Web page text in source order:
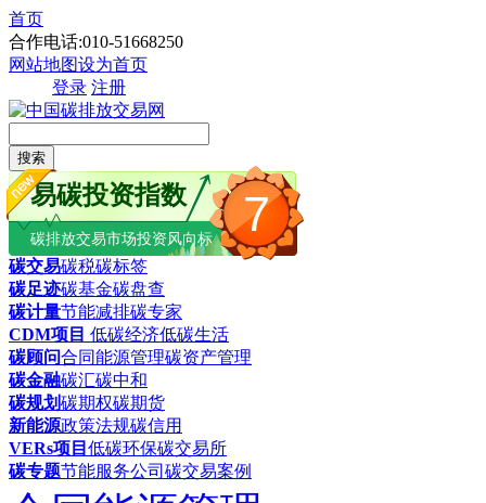
首页
合作电话:010-51668250
网站地图设为首页
登录 注册
搜索
7
易碳投资指数
碳排放交易市场投资风向标
碳交易碳税碳标签
碳足迹碳基金碳盘查
碳计量节能减排碳专家
CDM项目 低碳经济低碳生活
碳顾问合同能源管理碳资产管理
碳金融碳汇碳中和
碳规划碳期权碳期货
新能源政策法规碳信用
VERs项目 低碳环保碳交易所
碳专题节能服务公司 碳交易案例